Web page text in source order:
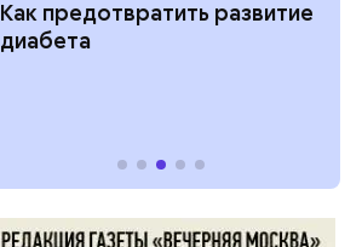
Как предотвратить развитие
диабета